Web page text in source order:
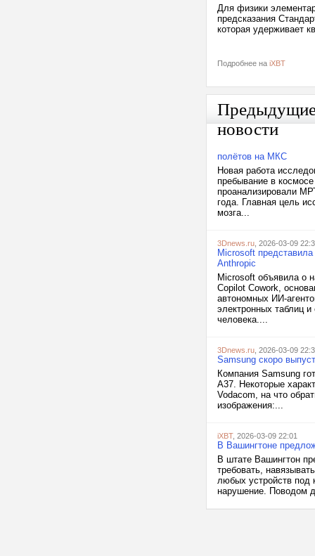
Для физики
предсказания
которая удерживает
Подробнее на iXBT
новости
полётов на МКС
Новая работа
пребывание в
проанализировали
года. Главная цель
мозга...
3Dnews.ru , 2026-03-09
Microsoft
Anthropic
Microsoft объявила о
Copilot Cowork,
автономных ИИ-
электронных таблиц
человека....
3Dnews.ru , 2026-03-09
Samsung скоро
Компания Samsung
A37. Некоторые
Vodacom, на что
изображения:...
iXBT, 2026-03-09 22:01
В Вашингтоне
В штате Вашингтон
требовать,
любых устройств
нарушение. Поводом